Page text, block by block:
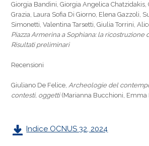
Giorgia Bandini, Giorgia Angelica Chatzidakis,
Grazia, Laura Sofia Di Giorno, Elena Gazzoli,
Simonetti, Valentina Tarsetti, Giulia Torrini,
Piazza Armerina a Sophiana: la ricostruzione
Risultati preliminari
Recensioni
Giuliano De Felice,Archeologie del
contesti, oggetti (Marianna Bucchioni, Emma
Indice OCNUS 32, 2024